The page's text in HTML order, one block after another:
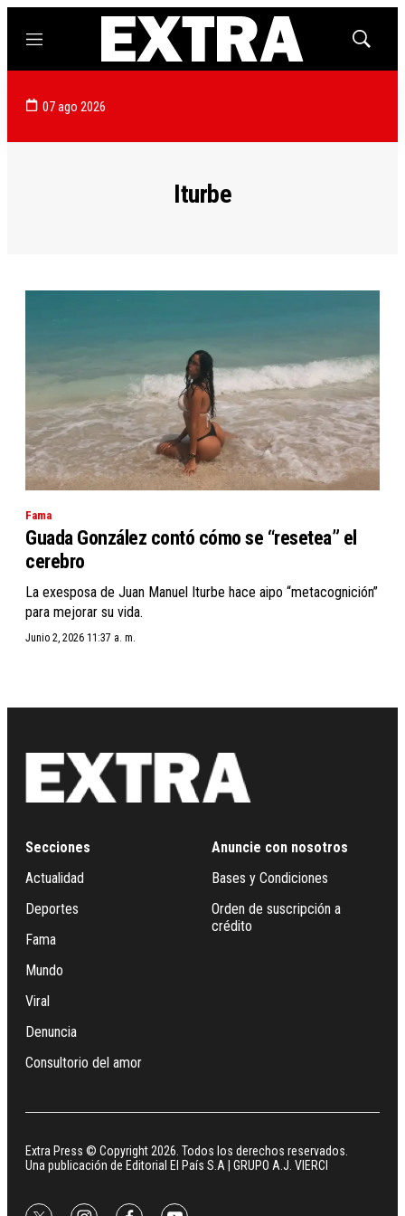
Menú
Mostrar
07 ago 2026
Iturbe
Fama
Guada González contó cómo se “resetea” el
cerebro
La exesposa de Juan Manuel Iturbe hace aipo “metacognición”
para mejorar su vida.
Junio 2, 2026 11:37 a. m.
Secciones
Actualidad
Deportes
Fama
Mundo
Viral
Denuncia
Consultorio del amor
Anuncie con nosotros
Bases y Condiciones
Orden de suscripción a
crédito
Extra Press © Copyright 2026. Todos los derechos reservados.
Una publicación de Editorial El País S.A | GRUPO A.J. VIERCI